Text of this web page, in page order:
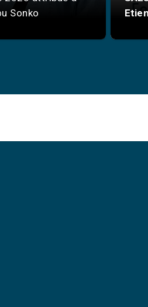
Sonko